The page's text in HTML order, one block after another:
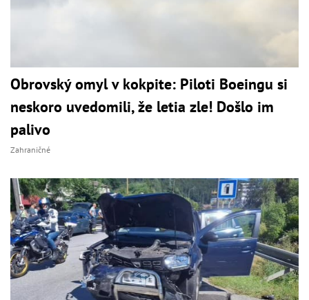
Obrovský omyl v kokpite: Piloti Boeingu si
neskoro uvedomili, že letia zle! Došlo im
palivo
Zahraničné